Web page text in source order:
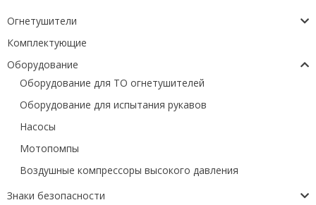
Огнетушители
Комплектующие
Оборудование
Оборудование для ТО огнетушителей
Оборудование для испытания рукавов
Насосы
Мотопомпы
Воздушные компрессоры высокого давления
Знаки безопасности